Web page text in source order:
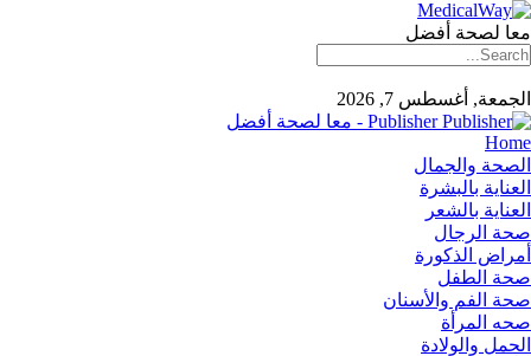
معا لصحة أفضل
الجمعة, أغسطس 7, 2026
Publisher - معا لصحة أفضل
Home
الصحة والجمال
العناية بالبشرة
العناية بالشعر
صحة الرجال
أمراض الذكورة
صحة الطفل
صحة الفم والأسنان
صحه المرأة
الحمل والولادة